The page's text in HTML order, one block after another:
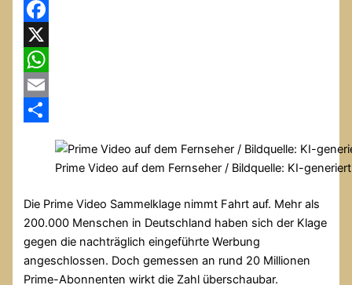
Facebook
X
WhatsApp
Email
Prime Video auf dem Fernseher / Bildquelle: KI-
Die Prime Video Sammelklage nimmt Fahrt auf. Mehr als
200.000 Menschen in Deutschland haben sich der Klage
gegen die nachträglich eingeführte Werbung
angeschlossen. Doch gemessen an rund 20 Millionen
Prime-Abonnenten wirkt die Zahl überschaubar.